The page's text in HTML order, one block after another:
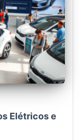
Elétricos e